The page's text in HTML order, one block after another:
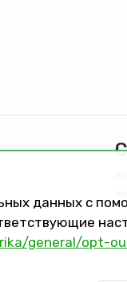
данных с
general/opt-